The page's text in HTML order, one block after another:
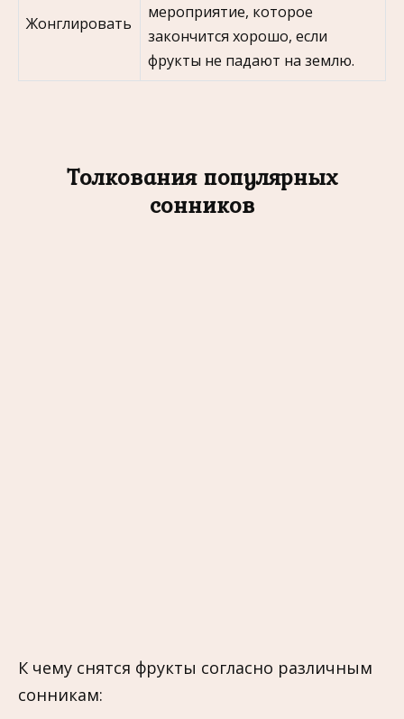
Жонглировать
мероприятие, которое
закончится хорошо, если
фрукты не падают на землю.
Толкования популярных
сонников
К чему снятся фрукты согласно различным
сонникам: